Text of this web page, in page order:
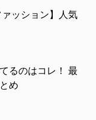
ァッション】人気
るのはコレ！ 最
め